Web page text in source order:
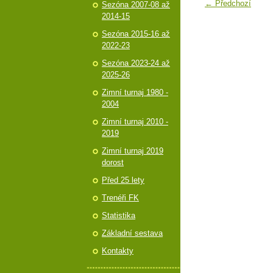
← Předchozí
Sezóna 2007-08 až
2014-15
Sezóna 2015-16 až
2022-23
Sezóna 2023-24 až
2025-26
Zimní turnaj 1980 -
2004
Zimní turnaj 2010 -
2019
Zimní turnaj 2019
dorost
Před 25 lety
Trenéři FK
Statistika
Základní sestava
Kontakty